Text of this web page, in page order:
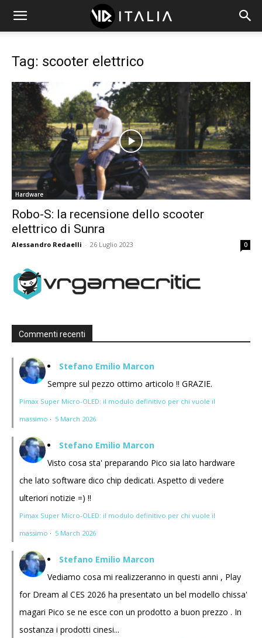
Tag: scooter elettrico
Hardware
Robo-S: la recensione dello scooter
elettrico di Sunra
Alessandro Redaelli - 26 Luglio 2023 0
Commenti recenti
Stefano Emilio Marcon
Sempre sul pezzo ottimo articolo !! GRAZIE.
Pimax Super Micro-OLED: il modulo definitivo per chi vuole il
massimo · 5 March 2026
Stefano Emilio Marcon
Visto cosa sta' preparando Pico sia lato hardware
che lato software dico chip dedicati. Aspetto di vedere
ulteriori notizie =) !!
Pimax Super Micro-OLED: il modulo definitivo per chi vuole il
massimo · 5 March 2026
Stefano Emilio Marcon
Vediamo cosa mi realizzeranno in questi anni , Play
for Dream al CES 2026 ha presentato un bel modello chissa'
magari Pico se ne esce con un prodotto a buon prezzo . In
sostanza i prodotti cinesi...